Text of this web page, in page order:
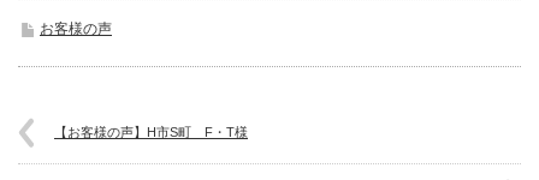
お客様の声
【お客様の声】H市S町 F・T様